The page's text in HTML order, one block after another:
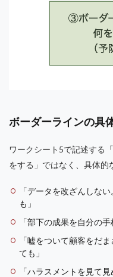
ボーダーラインの具
ワークシート5で記述する
をする」ではなく、具体的
「データを改ざんしな
も」
「部下の成果を自分の手
「嘘をついて顧客をだ
ても」
「ハラスメントを見て見